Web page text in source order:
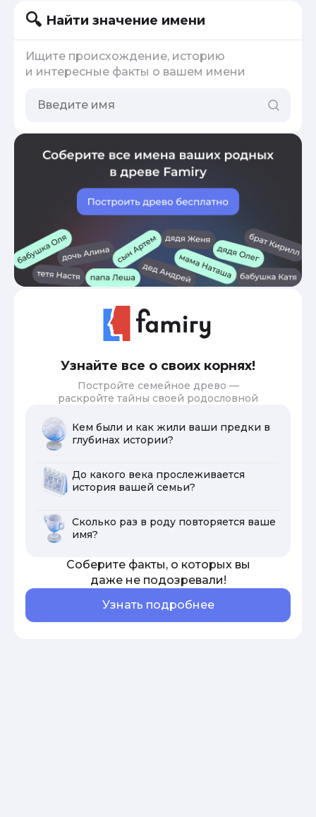
Найти значение имени
Ищите происхождение, историю
и интересные факты о вашем имени
Узнайте все о своих корнях!
Постройте семейное древо —
раскройте тайны своей родословной
Кем были и как жили ваши предки в
глубинах истории?
До какого века прослеживается
история вашей семьи?
Сколько раз в роду повторяется ваше
имя?
Соберите факты, о которых вы
даже не подозревали!
Узнать подробнее